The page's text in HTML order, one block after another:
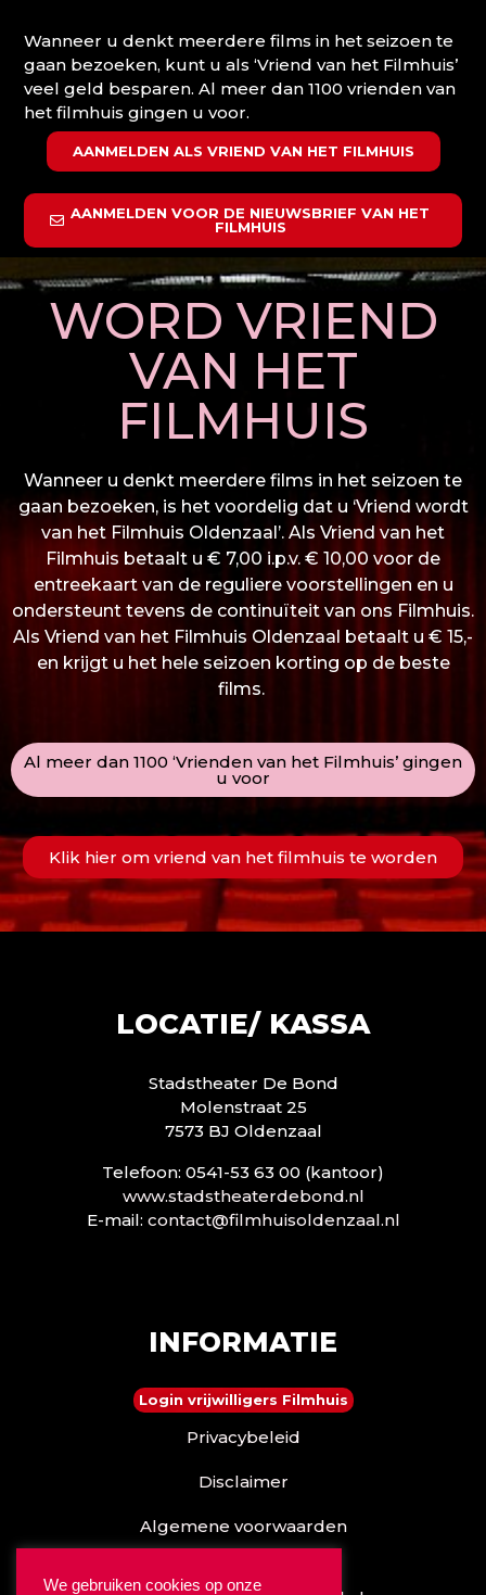
Wanneer u denkt meerdere films in het seizoen te
gaan bezoeken, kunt u als ‘Vriend van het Filmhuis’
veel geld besparen. Al meer dan 1100 vrienden van
het filmhuis gingen u voor.
AANMELDEN ALS VRIEND VAN HET FILMHUIS
AANMELDEN VOOR DE NIEUWSBRIEF VAN HET
FILMHUIS
WORD VRIEND
VAN HET
FILMHUIS
Wanneer u denkt meerdere films in het seizoen te
gaan bezoeken, is het voordelig dat u ‘Vriend wordt
van het Filmhuis Oldenzaal’. Als Vriend van het
Filmhuis betaalt u € 7,00 i.p.v. € 10,00 voor de
entreekaart van de reguliere voorstellingen en u
ondersteunt tevens de continuïteit van ons Filmhuis.
Als Vriend van het Filmhuis Oldenzaal betaalt u € 15,-
en krijgt u het hele seizoen korting op de beste
films.
Al meer dan 1100 ‘Vrienden van het Filmhuis’ gingen
u voor
Klik hier om vriend van het filmhuis te worden
LOCATIE/ KASSA
Stadstheater De Bond
Molenstraat 25
7573 BJ Oldenzaal
Telefoon: 0541-53 63 00 (kantoor)
www.stadstheaterdebond.nl
E-mail: contact@filmhuisoldenzaal.nl
INFORMATIE
Login vrijwilligers Filmhuis
Privacybeleid
Disclaimer
Algemene voorwaarden
We gebruiken cookies op onze